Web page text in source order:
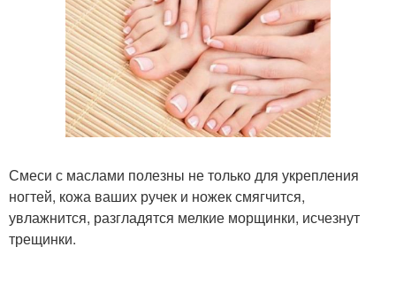
Смеси с маслами полезны не только для укрепления
ногтей, кожа ваших ручек и ножек смягчится,
увлажнится, разгладятся мелкие морщинки, исчезнут
трещинки.